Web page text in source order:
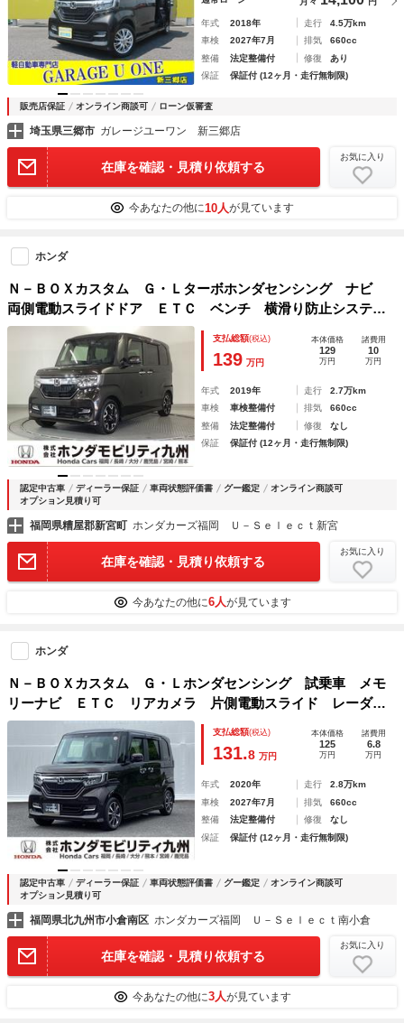
年式 2018年 走行
4.5万km
車検
2027年7月 排気
660cc
整備
法定整備付 修復
あり
保証
保証付 (12ヶ月・走行無制限)
販売店保証 オンライン商談可 ローン仮審査
埼玉県三郷市 ガレージユーワン 新三郷店
在庫を確認・見積り依頼する
お気に入り
今あなたの他に10人が見ています
ホンダ
Ｎ－ＢＯＸカスタム Ｇ・Ｌターボホンダセンシング ナビ
両側電動スライドドア ＥＴＣ ベンチ 横滑り防止システ
ム 地デジフルセグ Ｗエアバック サイドエアバック エア
ロ ターボ車 ＵＳＢ セキュリティアラーム ＬＥＤライ
ト ＡＡＣ クルコン ＡＢＳ
支払総額(税込)
139 万円
本体価格
129
万円
諸費用
10
万円
年式 2019年 走行
2.7万km
車検
車検整備付 排気
660cc
整備
法定整備付 修復
なし
保証
保証付 (12ヶ月・走行無制限)
認定中古車 ディーラー保証 車両状態評価書 グー鑑定
オンライン商談可
オプション見積り可
福岡県糟屋郡新宮町 ホンダカーズ福岡 Ｕ－Ｓｅｌｅｃｔ新宮
在庫を確認・見積り依頼する
お気に入り
今あなたの他に6人が見ています
ホンダ
Ｎ－ＢＯＸカスタム Ｇ・Ｌホンダセンシング 試乗車 メモ
リーナビ ＥＴＣ リアカメラ 片側電動スライド レーダク
ルーズ パワーウィンド ＢＴオーディオ オートミラー 整
備記録簿有 ＵＳＢ エアＢ Ｂモニタ スマートキープッシ
ュスタート Ａライト
支払総額(税込)
131.8 万円
本体価格
125
万円
諸費用
6.8
万円
年式 2020年 走行
2.8万km
車検
2027年7月 排気
660cc
整備
法定整備付 修復
なし
保証
保証付 (12ヶ月・走行無制限)
認定中古車 ディーラー保証 車両状態評価書 グー鑑定
オンライン商談可
オプション見積り可
福岡県北九州市小倉南区 ホンダカーズ福岡 Ｕ－Ｓｅｌｅｃｔ南小倉
在庫を確認・見積り依頼する
お気に入り
今あなたの他に3人が見ています